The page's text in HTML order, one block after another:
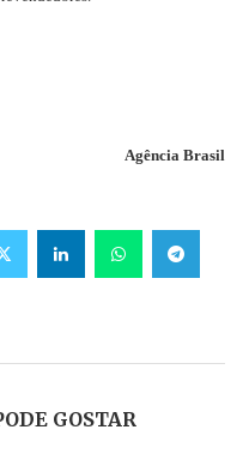
Agência Brasil
GOSTAR